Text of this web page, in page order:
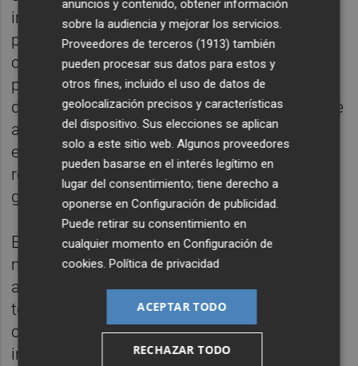
incumplían algún aspecto sustancial del
plan zonal según la empresa consultora
contratada. De manera que en 2004 se
propuso de nuevo la licitación del proyecto
de gestión de la instalación y la subsiguiente
adjudicación mediante concesión de la
ejecución y explotación de una planta de
residuos en el emplazamiento de la
gestionada por Fervasa.
Ese mismo año se convocó concurso,
mediante procedimiento abierto, y se
aprobaron los pliegos administrativos y
técnicos para la adjudicación mediante
concesión del proyecto de gestión de la
instalación que existe actualmente y la
anuncios y contenido, obtener información
sobre la audiencia y mejorar los servicios.
Proveedores de terceros (1913) también
pueden procesar sus datos para estos y
otros fines, incluido el uso de datos de
geolocalización precisos y características
del dispositivo. Sus elecciones se aplican
solo a este sitio web. Algunos proveedores
pueden basarse en el interés legítimo en
lugar del consentimiento; tiene derecho a
oponerse enConfiguración de publicidad.
Puede retirar su consentimiento en
cualquier momento enConfiguración de
cookies.Política de privacidad
ACEPTAR TODO
RECHAZAR TODO